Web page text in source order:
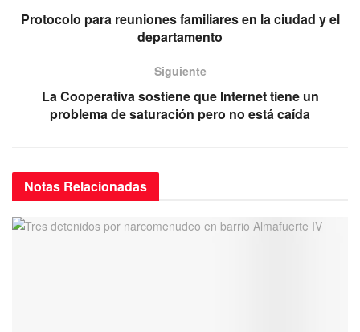
o p
p
m
Protocolo para reuniones familiares en la ciudad y el
departamento
Siguiente
La Cooperativa sostiene que Internet tiene un
problema de saturación pero no está caída
Notas Relacionadas